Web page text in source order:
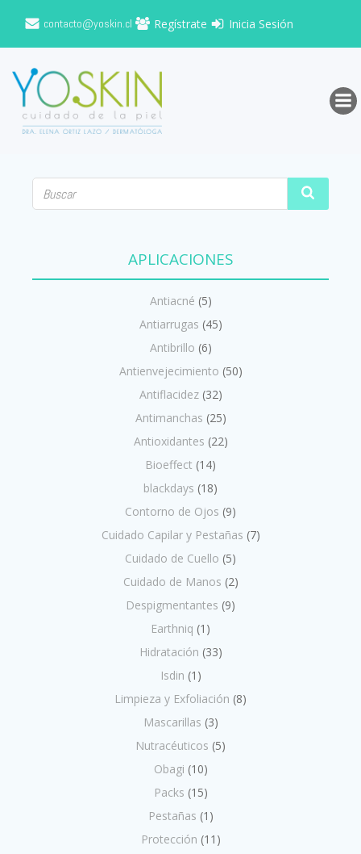
al
contacto@yoskin.cl Regístrate Inicia Sesión
APLICACIONES
Antiacné (5)
Antiarrugas (45)
Antibrillo (6)
Antienvejecimiento (50)
Antiflacidez (32)
Antimanchas (25)
Antioxidantes (22)
Bioeffect (14)
blackdays (18)
Contorno de Ojos (9)
Cuidado Capilar y Pestañas (7)
Cuidado de Cuello (5)
Cuidado de Manos (2)
Despigmentantes (9)
Earthniq (1)
Hidratación (33)
Isdin (1)
Limpieza y Exfoliación (8)
Mascarillas (3)
Nutracéuticos (5)
Obagi (10)
Packs (15)
Pestañas (1)
Protección (11)